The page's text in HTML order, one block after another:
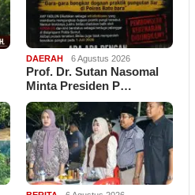
DAERAH 6 Agustus 2026
Prof. Dr. Sutan Nasomal
Minta Presiden P…